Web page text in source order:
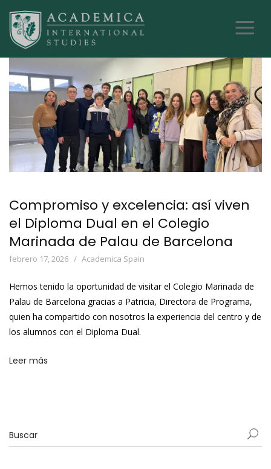
Compromiso y excelencia: así viven
el Diploma Dual en el Colegio
Marinada de Palau de Barcelona
febrero 17, 2026 Academica Spain
Hemos tenido la oportunidad de visitar el Colegio Marinada de
Palau de Barcelona gracias a Patricia, Directora de Programa,
quien ha compartido con nosotros la experiencia del centro y de
los alumnos con el Diploma Dual.
Leer más